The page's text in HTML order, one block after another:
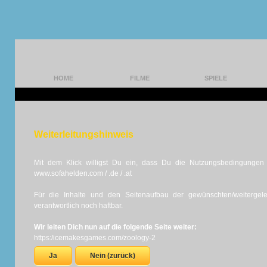
HOME FILME SPIELE
Weiterleitungshinweis
Mit dem Klick willigst Du ein, dass Du die
www.sofahelden.com / .de / .at
Für die Inhalte und den Seitenaufbau der gewünschten/
verantwortlich noch haftbar.
Wir leiten Dich nun auf die folgende Seite weiter:
https:/icemakesgames.com/zoology-2
Ja Nein (zurück)